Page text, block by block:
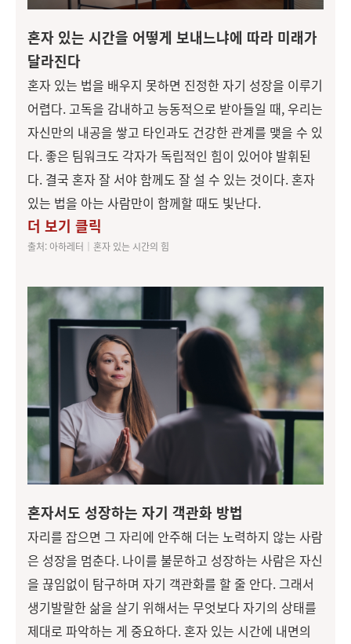
혼자 있는 시간을 어떻게 보내느냐에 따라 미래가
달라진다
혼자 있는 법을 배우지 못하면 진정한 자기 성장을 이루기
어렵다. 고독을 감내하고 능동적으로 받아들일 때, 우리는
자신만의 내공을 쌓고 타인과도 건강한 관계를 맺을 수 있
다. 좋은 팀워크도 각자가 독립적인 힘이 있어야 발휘된
다. 결국 혼자 잘 서야 함께도 잘 설 수 있는 것이다. 혼자
있는 법을 아는 사람만이 함께할 때도 빛난다.
더 보기 클릭
출처: 아하레터│혼자 있는 시간의 힘
혼자서도 성장하는 자기 객관화 방법
자리를 잡으면 그 자리에 안주해 더는 노력하지 않는 사람
은 성장을 멈춘다. 나이를 불문하고 성장하는 사람은 자신
을 끊임없이 탐구하며 자기 객관화를 할 줄 안다. 그래서
생기발랄한 삶을 살기 위해서는 무엇보다 자기의 상태를
제대로 파악하는 게 중요하다. 혼자 있는 시간에 내면의